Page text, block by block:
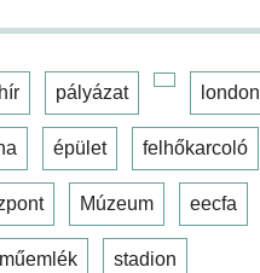
hír pályázat london
épület felhőkarcoló
Múzeum eecfa
műemlék stadion